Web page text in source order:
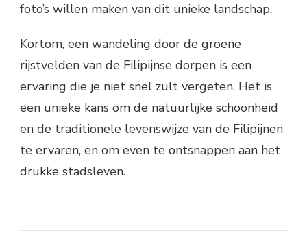
foto’s willen maken van dit unieke landschap.
Kortom, een wandeling door de groene
rijstvelden van de Filipijnse dorpen is een
ervaring die je niet snel zult vergeten. Het is
een unieke kans om de natuurlijke schoonheid
en de traditionele levenswijze van de Filipijnen
te ervaren, en om even te ontsnappen aan het
drukke stadsleven.